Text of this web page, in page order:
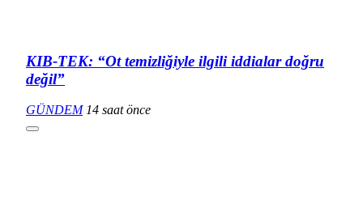
KIB-TEK: “Ot temizliğiyle ilgili iddialar doğru
değil”
GÜNDEM 14 saat önce